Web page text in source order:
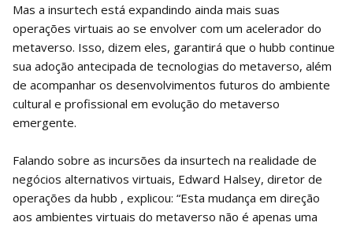
Mas a insurtech está expandindo ainda mais suas
operações virtuais ao se envolver com um acelerador do
metaverso. Isso, dizem eles, garantirá que o hubb continue
sua adoção antecipada de tecnologias do metaverso, além
de acompanhar os desenvolvimentos futuros do ambiente
cultural e profissional em evolução do metaverso
emergente.
Falando sobre as incursões da insurtech na realidade de
negócios alternativos virtuais, Edward Halsey, diretor de
operações da hubb , explicou: “Esta mudança em direção
aos ambientes virtuais do metaverso não é apenas uma